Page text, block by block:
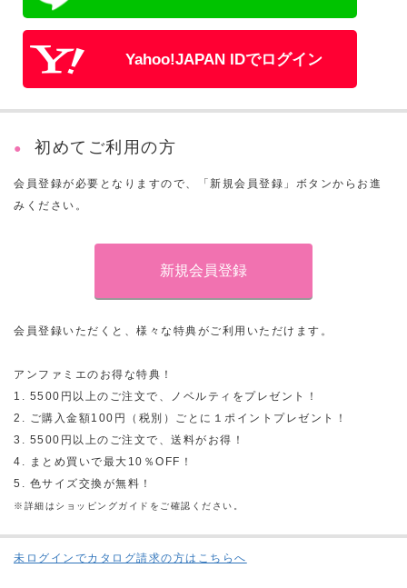
Yahoo!JAPAN IDでログイン
初めてご利用の方
会員登録が必要となりますので、「新規会員登録」ボタンからお進
みください。
会員登録いただくと、様々な特典がご利用いただけます。
アンファミエのお得な特典！
1. 5500円以上のご注文で、ノベルティをプレゼント！
2. ご購入金額100円（税別）ごとに１ポイントプレゼント！
3. 5500円以上のご注文で、送料がお得！
4. まとめ買いで最大10％OFF！
5. 色サイズ交換が無料！
※詳細はショッピングガイドをご確認ください。
未ログインでカタログ請求の方はこちらへ